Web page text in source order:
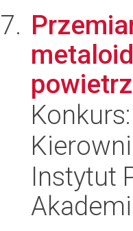
Konkurs:
Instytut